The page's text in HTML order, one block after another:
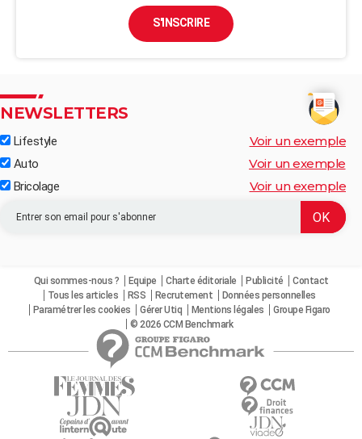
S'INSCRIRE
NEWSLETTERS
Lifestyle Voir un exemple
Auto Voir un exemple
Bricolage Voir un exemple
Qui sommes-nous ? Equipe Charte éditoriale Publicité
Contact
Tous les articles
RSS Recrutement
Données personnelles
Paramétrer les cookies
Gérer Utiq Mentions légales
Groupe Figaro
© 2026 CCM Benchmark